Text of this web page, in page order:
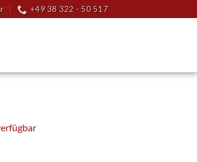
+49 38 322 - 50 517